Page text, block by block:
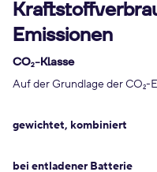
Emissionen
CO2-Klasse
Auf der Grundlage der CO2-
gewichtet, kombiniert
bei entladener Batterie